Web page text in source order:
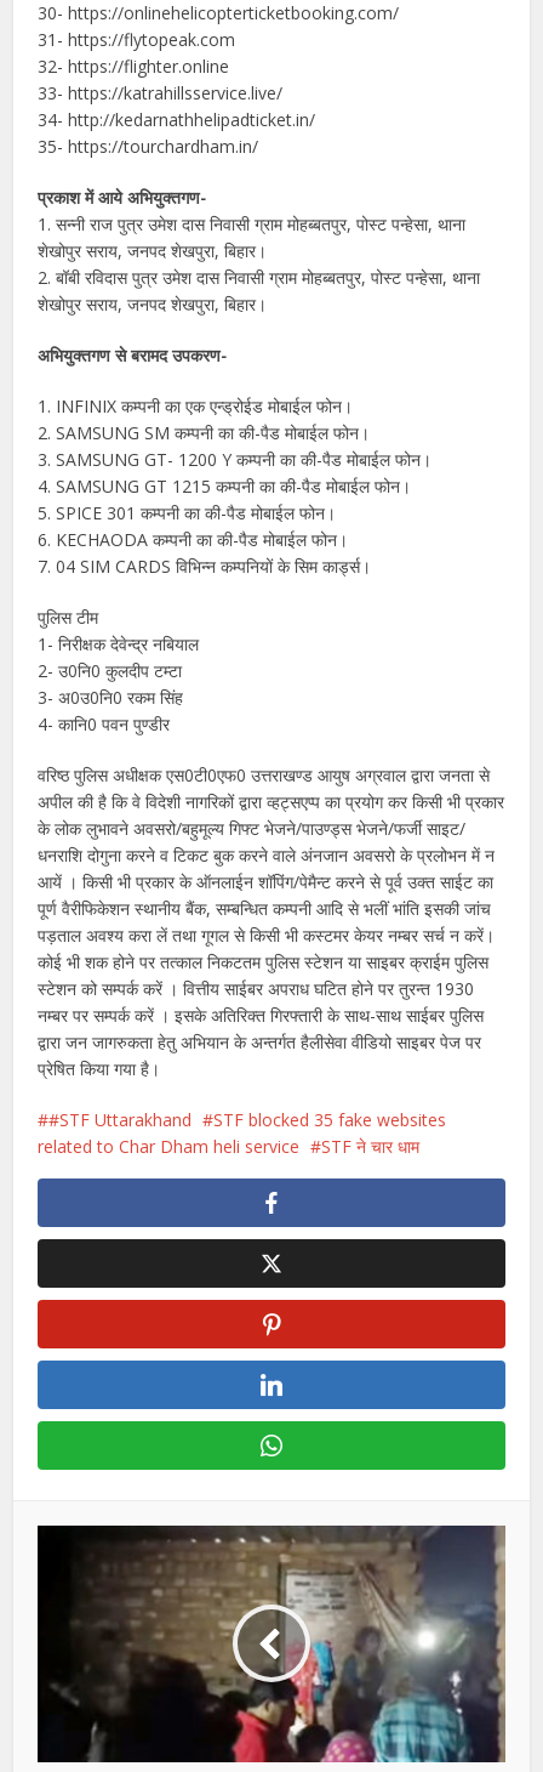
30- https://onlinehelicopterticketbooking.com/
31- https://flytopeak.com
32- https://flighter.online
33- https://katrahillsservice.live/
34- http://kedarnathhelipadticket.in/
35- https://tourchardham.in/
प्रकाश में आये अभियुक्तगण-
1. सन्नी राज पुत्र उमेश दास निवासी ग्राम मोहब्बतपुर, पोस्ट पन्हेसा, थाना
शेखोपुर सराय, जनपद शेखपुरा, बिहार।
2. बॉबी रविदास पुत्र उमेश दास निवासी ग्राम मोहब्बतपुर, पोस्ट पन्हेसा, थाना
शेखोपुर सराय, जनपद शेखपुरा, बिहार।
अभियुक्तगण से बरामद उपकरण-
1. INFINIX कम्पनी का एक एन्ड्रोईड मोबाईल फोन।
2. SAMSUNG SM कम्पनी का की-पैड मोबाईल फोन।
3. SAMSUNG GT- 1200 Y कम्पनी का की-पैड मोबाईल फोन।
4. SAMSUNG GT 1215 कम्पनी का की-पैड मोबाईल फोन।
5. SPICE 301 कम्पनी का की-पैड मोबाईल फोन।
6. KECHAODA कम्पनी का की-पैड मोबाईल फोन।
7. 04 SIM CARDS विभिन्न कम्पनियों के सिम कार्ड्स।
पुलिस टीम
1- निरीक्षक देवेन्द्र नबियाल
2- उ0नि0 कुलदीप टम्टा
3- अ0उ0नि0 रकम सिंह
4- कानि0 पवन पुण्डीर
वरिष्ठ पुलिस अधीक्षक एस0टी0एफ0 उत्तराखण्ड आयुष अग्रवाल द्वारा जनता से
अपील की है कि वे विदेशी नागरिकों द्वारा व्हट्सएप्प का प्रयोग कर किसी भी प्रकार
के लोक लुभावने अवसरो/बहुमूल्य गिफ्ट भेजने/पाउण्ड्स भेजने/फर्जी साइट/
धनराशि दोगुना करने व टिकट बुक करने वाले अंनजान अवसरो के प्रलोभन में न
आयें । किसी भी प्रकार के ऑनलाईन शॉपिंग/पेमैन्ट करने से पूर्व उक्त साईट का
पूर्ण वैरीफिकेशन स्थानीय बैंक, सम्बन्धित कम्पनी आदि से भलीं भांति इसकी जांच
पड़ताल अवश्य करा लें तथा गूगल से किसी भी कस्टमर केयर नम्बर सर्च न करें।
कोई भी शक होने पर तत्काल निकटतम पुलिस स्टेशन या साइबर क्राईम पुलिस
स्टेशन को सम्पर्क करें । वित्तीय साईबर अपराध घटित होने पर तुरन्त 1930
नम्बर पर सम्पर्क करें । इसके अतिरिक्त गिरफ्तारी के साथ-साथ साईबर पुलिस
द्वारा जन जागरुकता हेतु अभियान के अन्तर्गत हैलीसेवा वीडियो साइबर पेज पर
प्रेषित किया गया है।
#STF Uttarakhand
STF blocked 35 fake websites
related to Char Dham heli service
STF ने चार धाम